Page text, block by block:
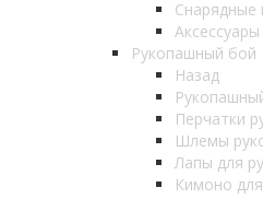
Рукопашный бой
Назад
Перчатки
Шлемы
Лапы для
Кимоно